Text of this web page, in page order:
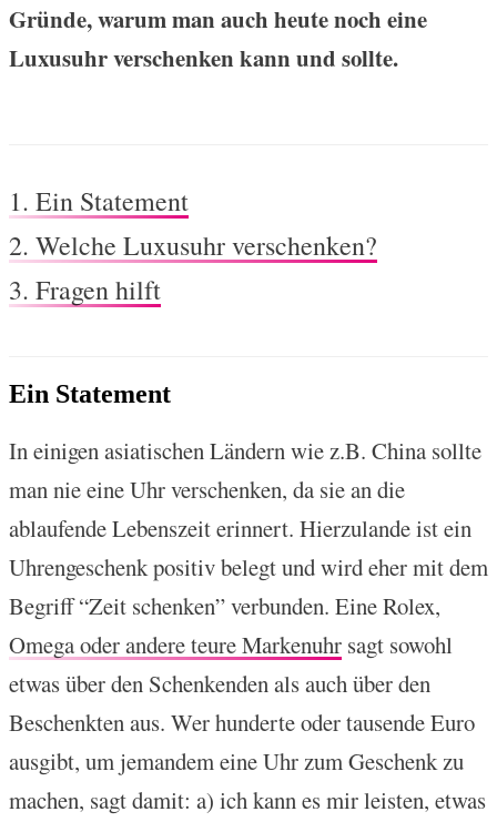
Gründe, warum man auch heute noch eine
Luxusuhr verschenken kann und sollte.
1. Ein Statement
2. Welche Luxusuhr verschenken?
3. Fragen hilft
Ein Statement
In einigen asiatischen Ländern wie z.B. China sollte
man nie eine Uhr verschenken, da sie an die
ablaufende Lebenszeit erinnert. Hierzulande ist ein
Uhrengeschenk positiv belegt und wird eher mit dem
Begriff “Zeit schenken” verbunden. Eine Rolex,
Omega oder andere teure Markenuhr sagt sowohl
etwas über den Schenkenden als auch über den
Beschenkten aus. Wer hunderte oder tausende Euro
ausgibt, um jemandem eine Uhr zum Geschenk zu
machen, sagt damit: a) ich kann es mir leisten, etwas